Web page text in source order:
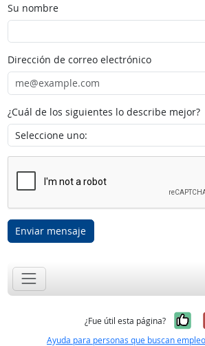
Su nombre
Dirección de correo electrónico
¿Cuál de los siguientes lo describe mejor?
Enviar mensaje
¿Fue útil esta página? Sí,
Ayuda para personas que buscan empleo